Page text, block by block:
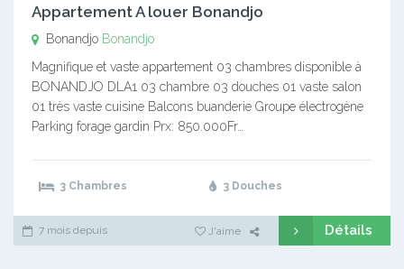
Appartement A louer Bonandjo
Bonandjo Bonandjo
Magnifique et vaste appartement 03 chambres disponible à
BONANDJO DLA1 03 chambre 03 douches 01 vaste salon
01 très vaste cuisine Balcons buanderie Groupe électrogène
Parking forage gardin Prx: 850.000Fr…
3 Chambres 3 Douches
7 mois depuis J'aime Détails